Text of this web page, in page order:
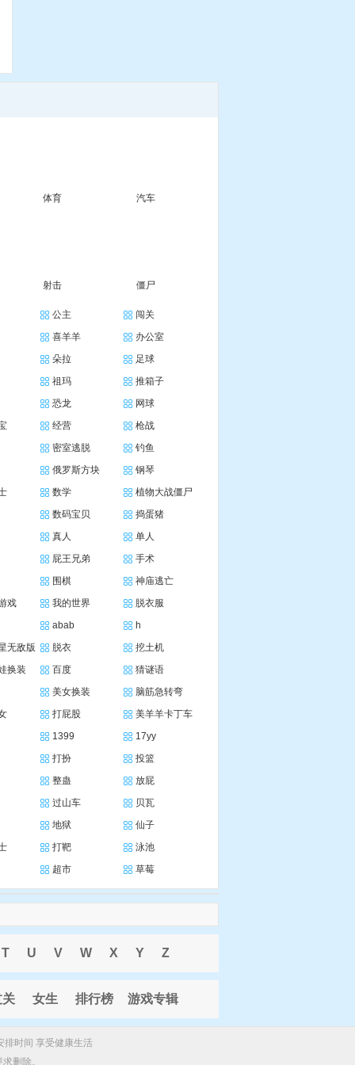
体育 汽车
射击 僵尸
公主
闯关
喜羊羊
办公室
朵拉
足球
祖玛
推箱子
恐龙
网球
经营
枪战
密室逃脱
钓鱼
俄罗斯方块
钢琴
数学
植物大战僵尸
数码宝贝
捣蛋猪
真人
单人
屁王兄弟
手术
围棋
神庙逃亡
戏 我的世界
脱衣服
abab
h
无敌版 脱衣
挖土机
换装 百度
猜谜语
美女换装
脑筋急转弯
打屁股
美羊羊卡丁车
1399
17yy
打扮
投篮
整蛊
放屁
过山车
贝瓦
地狱
仙子
打靶
泳池
超市 草莓
T U V W X Y Z
关 女生 排行榜 游戏专辑
排时间 享受健康生活
删除。